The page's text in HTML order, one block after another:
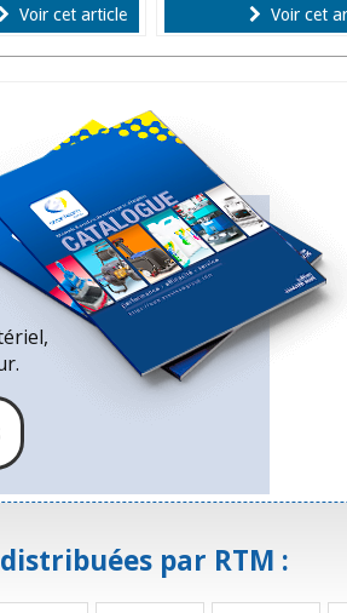
Voir cet article Voir cet
par RTM :